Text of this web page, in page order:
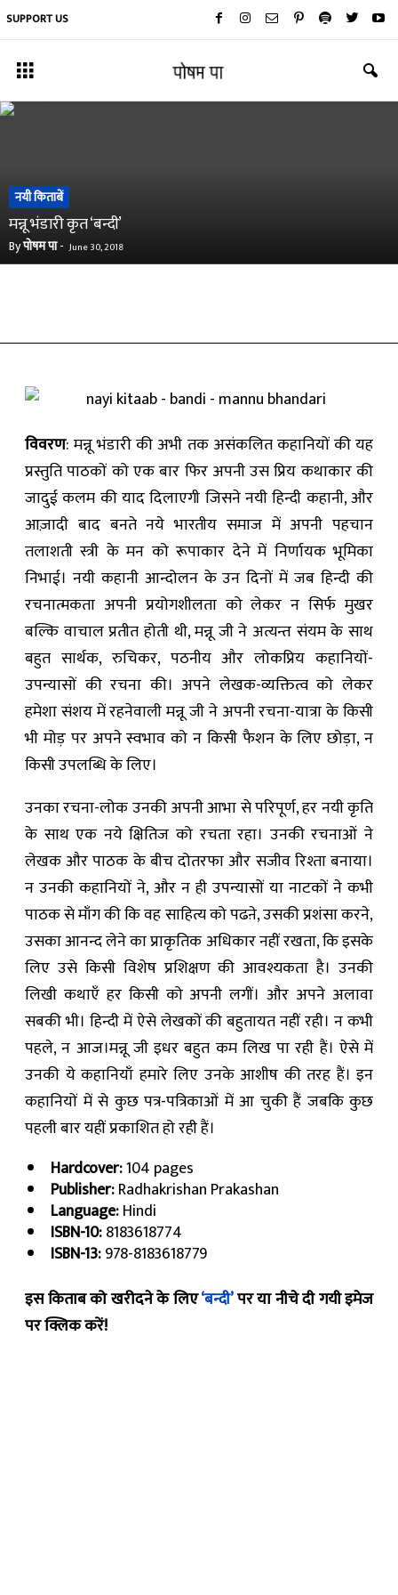
SUPPORT US
नयी किताबें
मन्नू भंडारी कृत ‘बन्दी’
Byपोषम पा- June 30, 2018
विवरण: मन्नू भंडारी की अभी तक असंकलित कहानियों की यह
प्रस्तुति पाठकों को एक बार फिर अपनी उस प्रिय कथाकार की
जादुई कलम की याद दिलाएगी जिसने नयी हिन्दी कहानी, और
आज़ादी बाद बनते नये भारतीय समाज में अपनी पहचान
तलाशती स्त्री के मन को रूपाकार देने में निर्णायक भूमिका
निभाई। नयी कहानी आन्दोलन के उन दिनों में जब हिन्दी की
रचनात्मकता अपनी प्रयोगशीलता को लेकर न सिर्फ मुखर
बल्कि वाचाल प्रतीत होती थी, मन्नू जी ने अत्यन्त संयम के साथ
बहुत सार्थक, रुचिकर, पठनीय और लोकप्रिय कहानियों-
उपन्यासों की रचना की। अपने लेखक-व्यक्तित्व को लेकर
हमेशा संशय में रहनेवाली मन्नू जी ने अपनी रचना-यात्रा के किसी
भी मोड़ पर अपने स्वभाव को न किसी फैशन के लिए छोड़ा, न
किसी उपलब्धि के लिए।
उनका रचना-लोक उनकी अपनी आभा से परिपूर्ण, हर नयी कृति
के साथ एक नये क्षितिज को रचता रहा। उनकी रचनाओं ने
लेखक और पाठक के बीच दोतरफा और सजीव रिश्ता बनाया।
न उनकी कहानियों ने, और न ही उपन्यासों या नाटकों ने कभी
पाठक से माँग की कि वह साहित्य को पढऩे, उसकी प्रशंसा करने,
उसका आनन्द लेने का प्राकृतिक अधिकार नहीं रखता, कि इसके
लिए उसे किसी विशेष प्रशिक्षण की आवश्यकता है। उनकी
लिखी कथाएँ हर किसी को अपनी लगीं। और अपने अलावा
सबकी भी। हिन्दी में ऐसे लेखकों की बहुतायत नहीं रही। न कभी
पहले, न आज।मन्नू जी इधर बहुत कम लिख पा रही हैं। ऐसे में
उनकी ये कहानियाँ हमारे लिए उनके आशीष की तरह हैं। इन
कहानियों में से कुछ पत्र-पत्रिकाओं में आ चुकी हैं जबकि कुछ
पहली बार यहीं प्रकाशित हो रही हैं।
Hardcover:104 pages
Publisher:Radhakrishan Prakashan
Language:Hindi
ISBN-10:8183618774
ISBN-13:978-8183618779
इस किताब को खरीदने के लिए‘बन्दी’पर या नीचे दी गयी इमेज
पर क्लिक करें!